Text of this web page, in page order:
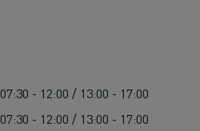
07:30 - 12:00 / 13:00 - 17:00
07:30 - 12:00 / 13:00 - 17:00